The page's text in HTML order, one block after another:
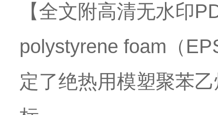
【全文附高清无水印
polystyrene foam（
定了绝热用模塑聚苯